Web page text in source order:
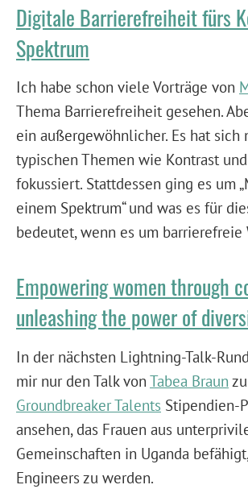
Digitale Barrierefreiheit fürs
Spektrum
Ich habe schon viele Vorträge von
Thema Barrierefreiheit gesehen.
ein außergewöhnlicher. Es hat sich
typischen Themen wie Kontrast
fokussiert. Stattdessen ging es um
einem Spektrum“ und was es für
bedeutet, wenn es um barrierefreie
Empowering women through
unleashing the power of
In der nächsten Lightning-Talk-
mir nur den Talk von Tabea Braun
Groundbreaker Talents Stipendien-
ansehen, das Frauen aus
Gemeinschaften in Uganda
Engineers zu werden.